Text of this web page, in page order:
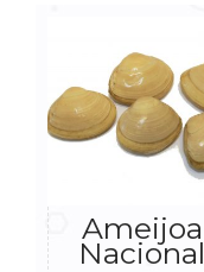
Ameijoa
Nacional